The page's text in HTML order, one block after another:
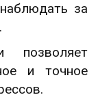
за
позволяет
и точное